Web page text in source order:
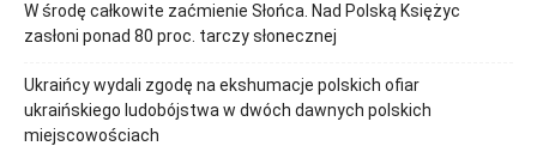
W środę całkowite zaćmienie Słońca. Nad Polską Księżyc
zasłoni ponad 80 proc. tarczy słonecznej
Ukraińcy wydali zgodę na ekshumacje polskich ofiar
ukraińskiego ludobójstwa w dwóch dawnych polskich
miejscowościach